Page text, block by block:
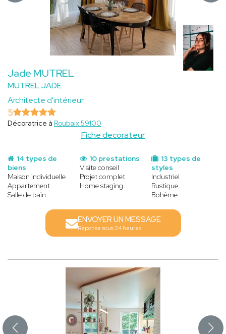
Jade MUTREL
MUTREL JADE
Architecte d'intérieur
Fiche decorateur
5
Décoratrice à Roubaix 59100
14 types de
biens
Maison individuelle
Appartement
Salle de bain
13 types de
styles
Industriel
Rustique
Bohème
10 prestations
Visite conseil
Projet complet
Home staging
ENVOYER UN MESSAGE
Réponse sous 24 heures